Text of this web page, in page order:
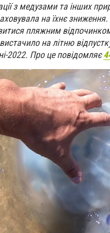
з медузами та інших
на їхнє
пляжним
на літню
2022. Про це повідомляє